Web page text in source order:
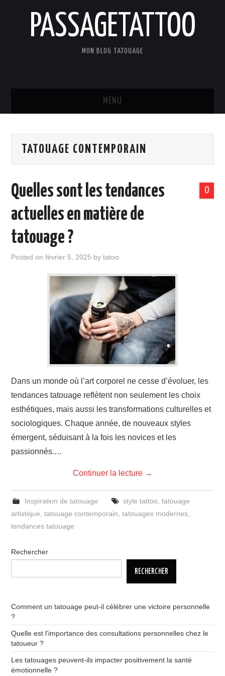
PASSAGETATTOO
MON BLOG TATOUAGE
MENU
BLOG
ART ET CULTURE
ÉVÉNEMENTS
INSPIRATION
SOINS DES TATOUAGES
TATOUAGE CONTEMPORAIN
0
Quelles sont les tendances
actuelles en matière de
tatouage ?
Posted onfévrier 5, 2025 bytatoo
Dans un monde où l’art corporel ne cesse d’évoluer, les
tendances tatouage reflètent non seulement les choix
esthétiques, mais aussi les transformations culturelles et
sociologiques. Chaque année, de nouveaux styles
émergent, séduisant à la fois les novices et les
passionnés.…
Continuer la lecture →
Inspiration de tatouage style tattoo tatouage
artistique ,tatouage contemporain ,tatouages modernes
tendances tatouage
Rechercher
RECHERCHER
Comment un tatouage peut-il célébrer une victoire personnelle
?
Quelle est l’importance des consultations personnelles chez le
tatoueur ?
Les tatouages peuvent-ils impacter positivement la santé
émotionnelle ?